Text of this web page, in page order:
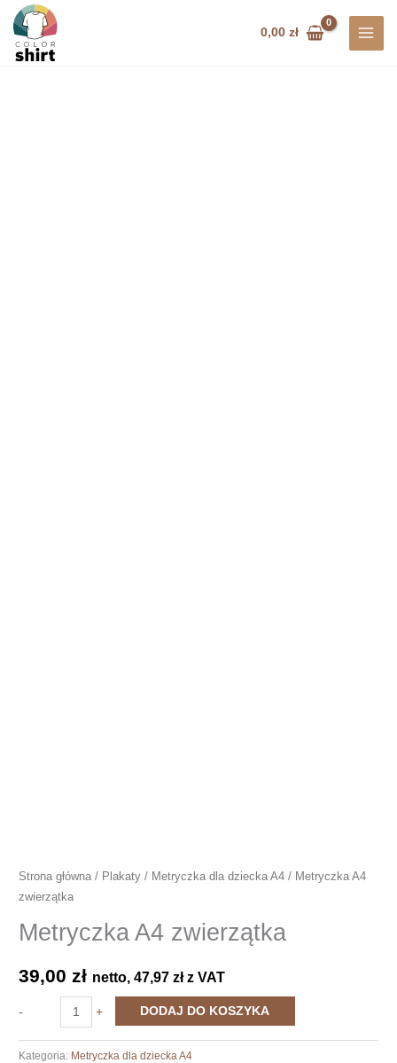
Przejdź
treści
0,00zł
Strona główna / Plakaty / Metryczka dla dziecka A4 / Metryczka A4
zwierzątka
Metryczka A4 zwierzątka
39,00zł netto,47,97złz VAT
-
Metryczka
A4
+ DODAJ DO KOSZYKA
Kategoria: Metryczka dla dziecka A4